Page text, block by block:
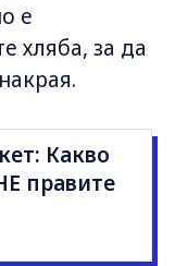
е
хляба, за да
Какво
правите